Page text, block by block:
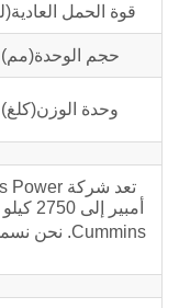
قوة الحمل
حجم الوحدة(مم)
وحدة الوزن(كلغ)
Cummins. نحن نسمي هذا التكامل قوة الفرد